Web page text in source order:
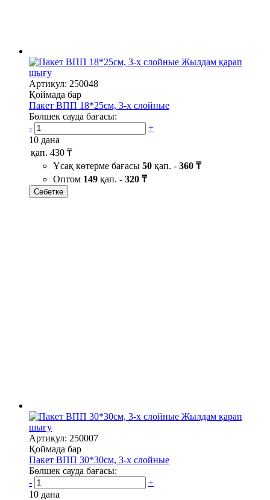
Жылдам қарап
шығу
Артикул: 250048
Қоймада бар
Пакет ВПП 18*25см, 3-х слойные
Бөлшек сауда бағасы:
-
+
10 дана
қап. 430 ₸
Ұсақ көтерме бағасы 50 қап. - 360 ₸
Оптом 149 қап. - 320 ₸
Себетке
Жылдам қарап
шығу
Артикул: 250007
Қоймада бар
Пакет ВПП 30*30см, 3-х слойные
Бөлшек сауда бағасы:
-
+
10 дана